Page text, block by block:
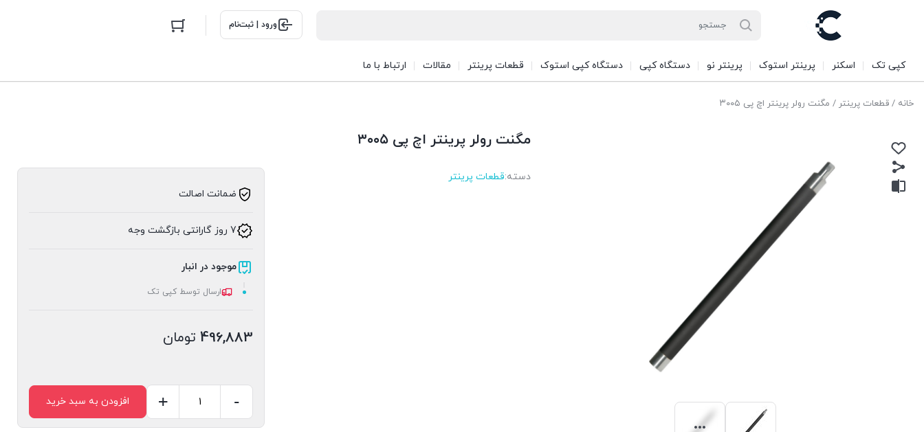
ورود | ثبت‌نام
کپی تک اسکنر پرینتر استوک پرینتر نو دستگاه کپی دستگاه کپی استوک قطعات پرینتر مقالات ارتباط با ما
خانه / قطعات پرینتر / مگنت رولر پرینتر اچ پی ۳۰۰۵
مگنت رولر پرینتر اچ پی ۳۰۰۵
دسته:قطعات پرینتر
ضمانت اصالت
7 روز گارانتی بازگشت وجه
موجود در انبار
ارسال توسط کپی تک
496,883 تومان
رولر
-
+ افزودن به سبد خرید